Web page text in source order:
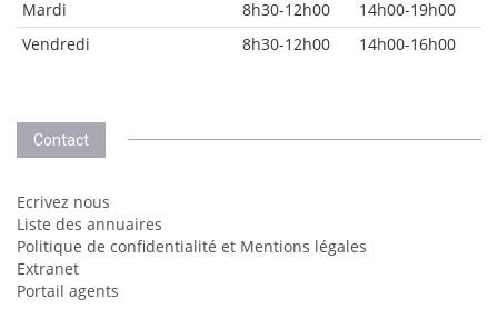
Mardi
8h30-12h00
14h00-19h00
Vendredi
8h30-12h00 14h00-16h00
Contact
Ecrivez nous
Liste des annuaires
Politique de confidentialité et Mentions légales
Extranet
Portail agents